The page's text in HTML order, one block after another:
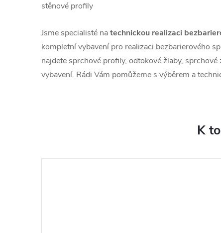
stěnové profily
Jsme specialisté natechnickou realizaci
kompletní vybavení pro realizaci bezbarierového
najdete sprchové profily, odtokové žlaby,
vybavení. Rádi Vám pomůžeme s výběrem a
K